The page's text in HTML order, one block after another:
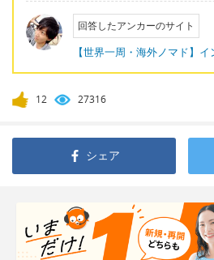
回答したアンカーのサイト
【世界一周・海外ノマド】
12 27316
シェア